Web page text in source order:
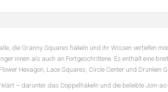
die Granny Squares häkeln und ihr Wissen vertiefen
als auch an Fortgeschrittene. Es enthält eine
Hexagon, Lace Squares, Circle Center und Drunken
– darunter das Doppelhäkeln und die beliebte Join-